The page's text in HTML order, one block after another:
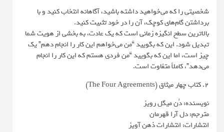
شخصیتی را که می‌خواهید داشته باشید، آگاهانه انتخاب کنید و با
برداشتن گام‌های کوچک، آن را در خود تثبیت کنید.
بالاترین سطح انگیزه زمانی است که یک عادت، به بخشی از هویت شما
تبدیل شود. این که بگویید “من می‌خواهم این کار را انجام دهم” یک
چیز است، اما این که بگویید “من فردی هستم که این کار را انجام
می‌دهد”، کاملاً متفاوت است.
2. کتاب چهار میثاق (The Four Agreements)
نویسنده: دُن میگل رویز
مترجم: دل آرا قهرمان
انتشارات: انتشارات ذهن آویز